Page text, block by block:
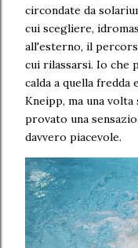
circondate da
cui scegliere,
all'esterno, il
cui rilassarsi. Io che
calda a quella
Kneipp, ma una
provato una
davvero piacevole.